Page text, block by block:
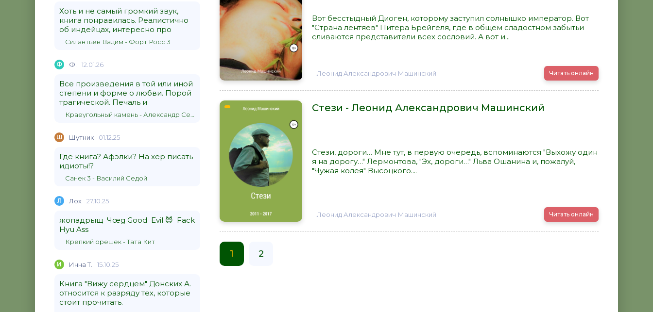
Хоть и не самый громкий звук,
книга понравилась. Реалистично
об индейцах, интересно про
Силантьев Вадим - Форт Росс 3
Ф Ф. 12.01.26
Все произведения в той или иной
степени и форме о любви. Порой
трагической. Печаль и
Ш Шутник 01.12.25
Где книга? Афэлки? На хер писать
идиоты!?
Санек 3 - Василий Седой
Л Лох 27.10.25
жопадрыщ Чœg Good Evil 😈 Fack
Hyu Ass
Крепкий орешек - Тата Кит
И Инна Т. 15.10.25
Книга "Вижу сердцем" Донских А.
относится к разряду тех, которые
стоит прочитать.
Вот бесстыдный Диоген, которому заступил солнышко император. Вот
"Страна лентяев" Питера Брейгеля, где в общем сладостном забытьи
сливаются представители всех сословий. А вот и...
Леонид Александрович Машинский Читать онлайн
Стези - Леонид Александрович Машинский
Стези, дороги… Мне тут, в первую очередь, вспоминаются "Выхожу один
я на дорогу…" Лермонтова, "Эх, дороги…" Льва Ошанина и, пожалуй,
"Чужая колея" Высоцкого....
Леонид Александрович Машинский Читать онлайн
1 2